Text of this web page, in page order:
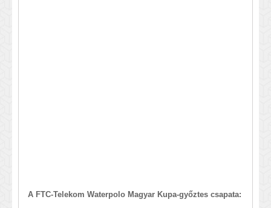
​A FTC-Telekom Waterpolo Magyar Kupa-győztes csapata: